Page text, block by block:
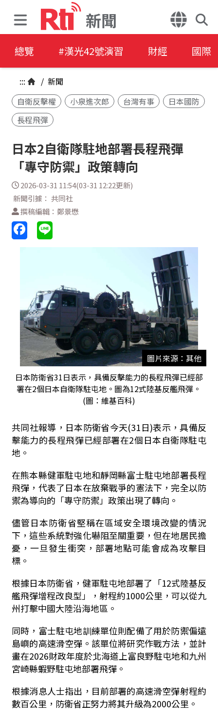
新聞
總覽 #漢光42號演習 財經 國際
::: / 新聞
自衛反擊權
小泉進次郎 台灣有事
日本國防
長程飛彈
日本2自衛隊駐地部署長程飛彈
「專守防禦」政策轉向
2026-03-31 11:54(03-31 12:22更新)
新聞引據： 共同社
撰稿編輯：鄭景懋
圖片來源：其他
日本防衛省31日表示，具備反擊能力的長程飛彈已經部
署在2個日本自衛隊駐屯地。圖為12式陸基反艦飛彈。
(圖：維基百科)
共同社報導，日本防衛省今天(31日)表示，具備反
擊能力的長程飛彈已經部署在2個日本自衛隊駐屯
地。
在熊本縣健軍駐屯地和靜岡縣富士駐屯地部署長程
飛彈，代表了日本在放棄戰爭的憲法下，完全以防
禦為導向的「專守防禦」政策出現了轉向。
儘管日本防衛省堅稱在區域安全環境改變的情況
下，這些系統對強化嚇阻至關重要，但在地居民擔
憂，一旦發生衝突，部署地點可能會成為攻擊目
標。
根據日本防衛省，健軍駐屯地部署了「12式陸基反
艦飛彈增程改良型」，射程約1000公里，可以從九
州打擊中國大陸沿海地區。
同時，富士駐屯地訓練單位則配備了用於防禦偏遠
島嶼的高速滑空彈。該單位將研究作戰方法，並計
畫在2026財政年度於北海道上富良野駐屯地和九州
宮崎縣蝦野駐屯地部署飛彈。
根據消息人士指出，目前部署的高速滑空彈射程約
數百公里，防衛省正努力將其升級為2000公里。